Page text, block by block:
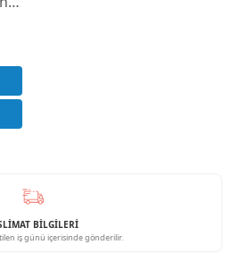
BİLGİLERİ
iş günü içerisinde gönderilir.